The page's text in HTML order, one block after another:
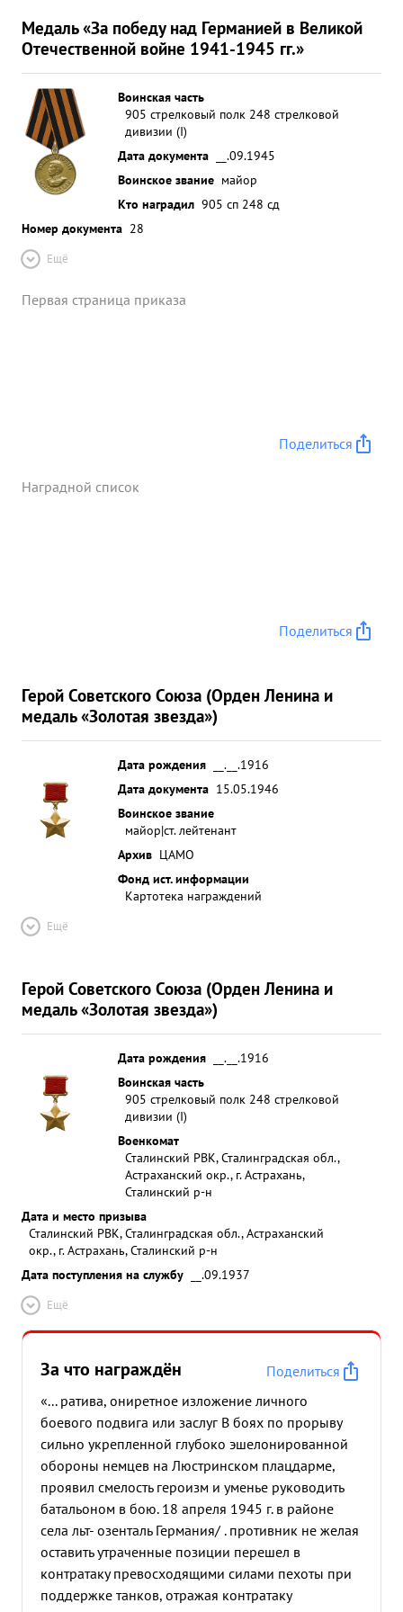
Медаль «За победу над Германией в Великой
Отечественной войне 1941-1945 гг.»
Воинская часть
905 стрелковый полк 248 стрелковой
дивизии (I)
Дата документа
__.09.1945
Воинское звание майор
Кто наградил 905 сп 248 сд
Номер документа 28
Ещё
Первая страница приказа
Поделиться
Наградной список
Поделиться
Герой Советского Союза (Орден Ленина и
медаль «Золотая звезда»)
Дата рождения
__.__.1916
Дата документа 15.05.1946
Воинское звание
майор|ст. лейтенант
Архив ЦАМО
Фонд ист. информации
Картотека награждений
Ещё
Герой Советского Союза (Орден Ленина и
медаль «Золотая звезда»)
Дата рождения
__.__.1916
Воинская часть
905 стрелковый полк 248 стрелковой
дивизии (I)
Военкомат
Сталинский РВК, Сталинградская обл.,
Астраханский окр., г. Астрахань,
Сталинский р-н
Дата и место призыва
Сталинский РВК, Сталинградская обл., Астраханский
окр., г. Астрахань, Сталинский р-н
Дата поступления на службу
__.09.1937
Ещё
За что награждён
Поделиться
«... ратива, ониретное изложение личного
боевого подвига или заслуг В боях по прорыву
сильно укрепленной глубоко эшелонированной
обороны немцев на Люстринском плацдарме,
проявил смелость героизм и уменье руководить
батальоном в бою. 18 апреля 1945 г. в районе
села льт- озенталь Германия/ . противник не желая
оставить утраченные позиции перешел в
контратаку превосходящими силами пехоты при
поддержке танков, отражая контратаку